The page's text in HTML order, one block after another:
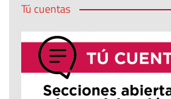
Tú cuentas